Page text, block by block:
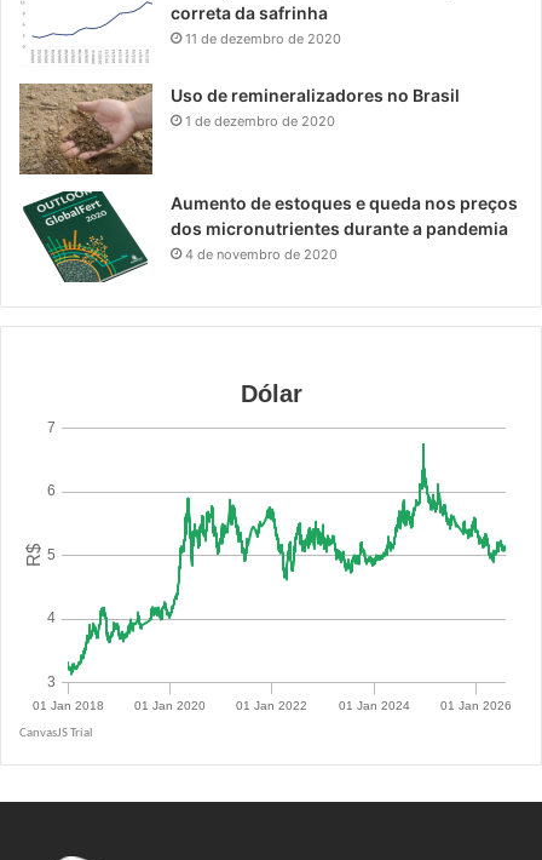
correta da safrinha
11 de dezembro de 2020
Uso de remineralizadores no Brasil
1 de dezembro de 2020
Aumento de estoques e queda nos preços
dos micronutrientes durante a pandemia
4 de novembro de 2020